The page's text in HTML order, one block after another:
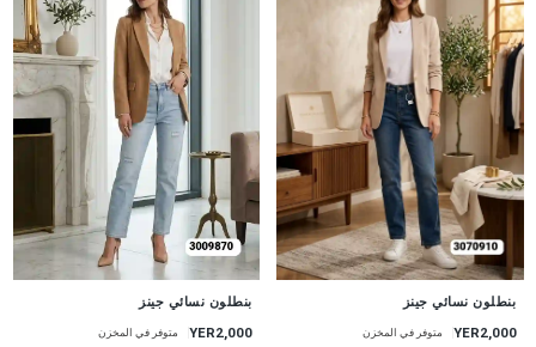
بنطلون نسائي جينز
YER2,000 متوفر في المخزن
بنطلون نسائي جينز
YER2,000 متوفر في المخزن